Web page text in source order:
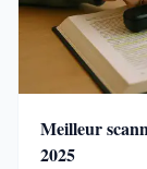
Meilleur
2025